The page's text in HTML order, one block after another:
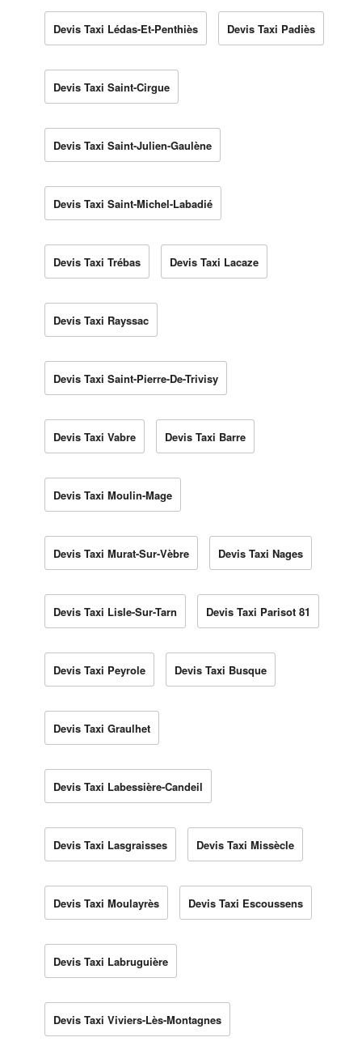
Devis Taxi Lédas-Et-Penthiès Devis Taxi Padiès
Devis Taxi Saint-Cirgue
Devis Taxi Saint-Julien-Gaulène
Devis Taxi Saint-Michel-Labadié
Devis Taxi Trébas Devis Taxi Lacaze
Devis Taxi Rayssac
Devis Taxi Saint-Pierre-De-Trivisy
Devis Taxi Vabre Devis Taxi Barre
Devis Taxi Moulin-Mage
Devis Taxi Murat-Sur-Vèbre Devis Taxi Nages
Devis Taxi Lisle-Sur-Tarn Devis Taxi Parisot 81
Devis Taxi Peyrole Devis Taxi Busque
Devis Taxi Graulhet
Devis Taxi Labessière-Candeil
Devis Taxi Lasgraisses Devis Taxi Missècle
Devis Taxi Moulayrès Devis Taxi Escoussens
Devis Taxi Labruguière
Devis Taxi Viviers-Lès-Montagnes